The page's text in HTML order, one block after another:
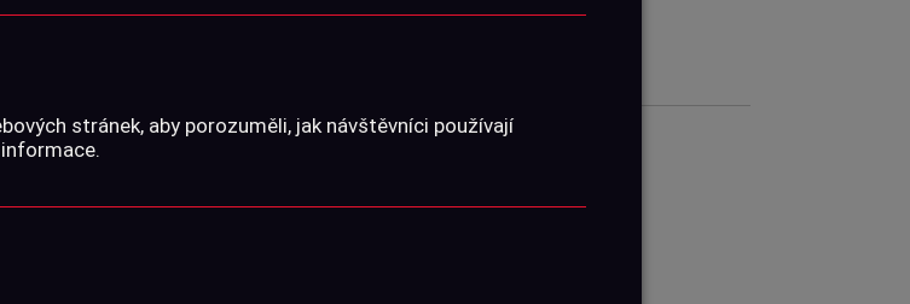
stránek, aby porozuměli, jak návštěvníci používají